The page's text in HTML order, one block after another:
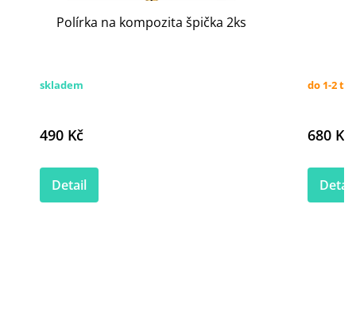
Polírka na kompozita špička 2ks
skladem
490 Kč
Detail
do 1-2
680 Kč
Detail